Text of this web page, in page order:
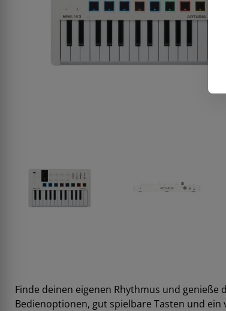
Finde deinen eigenen Rhythmus und genieße
Bedienoptionen, gut spielbare Tasten und